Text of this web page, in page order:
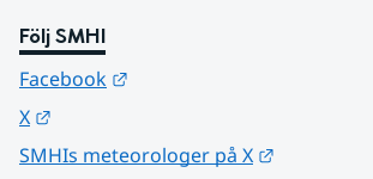
Följ SMHI
Facebook
X
SMHIs meteorologer på X